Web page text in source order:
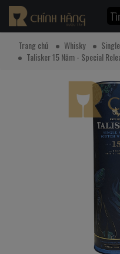
Trang chủ Whisky
Talisker 15 Năm - Special